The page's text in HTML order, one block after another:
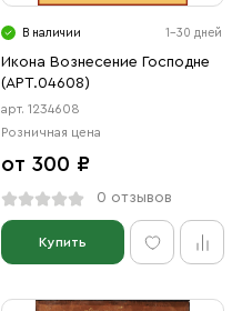
В наличии 1-30 дней
Икона Вознесение Господне
(АРТ.04608)
арт. 1234608
Розничная цена
от 300 ₽
0 отзывов
Купить